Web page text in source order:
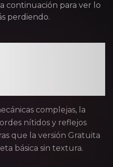
continuación para ver lo
perdiendo.
complejas, la
nítidos y reflejos
que la versión Gratuita
básica sin textura.